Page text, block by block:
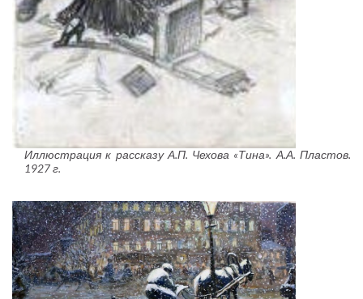
Иллюстрация к рассказу А.П. Чехова «Тина». А.А. Пластов.
1927 г.